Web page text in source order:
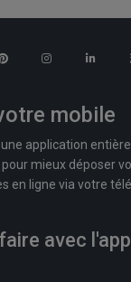
mobile
application
mieux déposer
en ligne via votre
avec